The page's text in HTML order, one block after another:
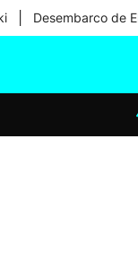
Desembarco de